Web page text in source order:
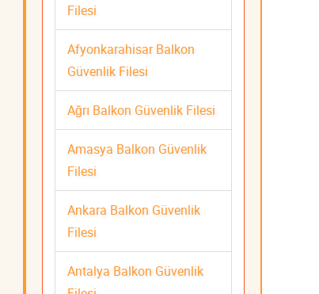
Filesi
Afyonkarahisar Balkon
Güvenlik Filesi
Ağrı Balkon Güvenlik Filesi
Amasya Balkon Güvenlik
Filesi
Ankara Balkon Güvenlik
Filesi
Antalya Balkon Güvenlik